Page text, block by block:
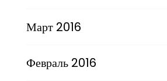
Март 2016
Февраль 2016